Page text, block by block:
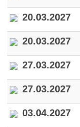
20.03.2027
20.03.2027
27.03.2027
27.03.2027
03.04.2027